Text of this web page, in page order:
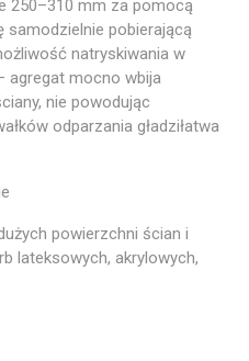
250–310 mm za pomocą
samodzielnie pobierającą
natryskiwania w
agregat mocno wbija
nie powodując
odparzania gładziłatwa
powierzchni ścian i
lateksowych, akrylowych,